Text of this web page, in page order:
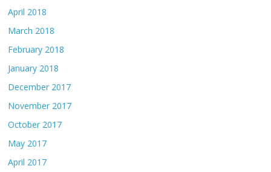
April 2018
March 2018
February 2018
January 2018
December 2017
November 2017
October 2017
May 2017
April 2017